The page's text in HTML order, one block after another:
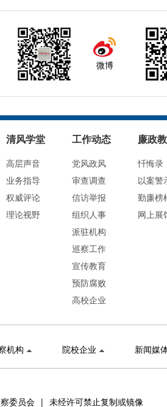
微博
清风学堂
高层声音
业务指导
权威评论
理论视野
工作动态
党风政风
审查调查
信访举报
组织人事
派驻机构
巡察工作
宣传教育
预防腐败
高校企业
廉政
忏悔录
以案警
勤廉榜
网上展
机构 院校企业 新闻媒
委员会 | 未经许可禁止复制或镜像